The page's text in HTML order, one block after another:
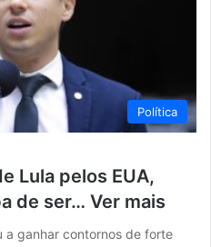
Política
Lula pelos EUA,
de ser… Ver mais
a ganhar contornos de forte